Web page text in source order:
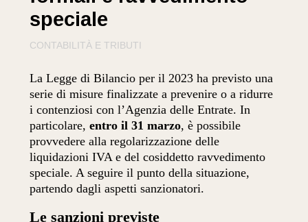
speciale
CONTABILITÀ E TRIBUTI
La Legge di Bilancio per il 2023 ha previsto una
serie di misure finalizzate a prevenire o a ridurre
i contenziosi con l’Agenzia delle Entrate. In
particolare,entro il 31 marzo, è possibile
provvedere alla regolarizzazione delle
liquidazioni IVA e del cosiddetto ravvedimento
speciale. A seguire il punto della situazione,
partendo dagli aspetti sanzionatori.
Le sanzioni previste